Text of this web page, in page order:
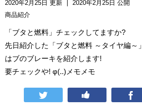
2020年2月25日 更新
2020年2月25日 公開
商品紹介
「ブタと燃料」チェックしてますか?
先日紹介した「ブタと燃料 ～タイヤ編～
はブのブレーキを紹介します!
要チェックや! φ(..)メモメモ